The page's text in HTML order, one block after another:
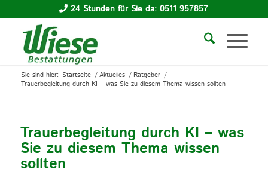
24 Stunden für Sie da: 0511 957857
Sie sind hier: Startseite / Aktuelles / Ratgeber /
Trauerbegleitung durch KI – was Sie zu diesem Thema wissen sollten
Trauerbegleitung durch KI – was
Sie zu diesem Thema wissen
sollten